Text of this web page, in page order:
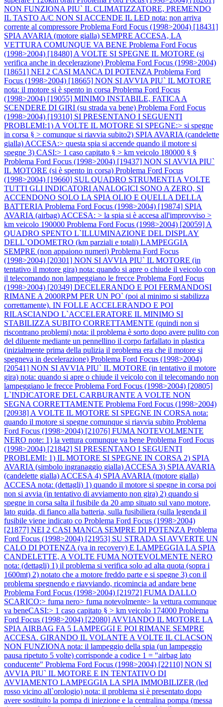
NON FUNZIONA PIU` IL CLIMATIZZATORE, PREMENDO
IL TASTO A/C NON SI ACCENDE IL LED nota: non arriva
corrente al compressore Problema Ford Focus (1998>2004) [18431]
SPIA AVARIA (motore gialla) SEMPRE ACCESA, LA
VETTURA COMUNQUE VA BENE Problema Ford Focus
(1998>2004) [18480] A VOLTE SI SPEGNE IL MOTORE (si
verifica anche in decelerazione) Problema Ford Focus (1998>2004)
[18651] NEI 2 CASI MANCA DI POTENZA Problema Ford
Focus (1998>2004) [18665] NON SI AVVIA PIU` IL MOTORE
nota: il motore si è spento in corsa Problema Ford Focus
(1998>2004) [19055] MINIMO INSTABILE, FATICA A
SCENDERE DI GIRI (su strada va bene) Problema Ford Focus
(1998>2004) [19310] SI PRESENTANO I SEGUENTI
PROBLEMI:1) A VOLTE IL MOTORE SI SPEGNE:> si spegne
in corsa § > comunque si riavvia subito2) SPIA AVARIA (candelette
gialla) ACCESA:> questa spia si accende quando il motore si
spegne 3) CASI:> 1 caso capitato § > km veicolo 180000 § §
Problema Ford Focus (1998>2004) [19437] NON SI AVVIA PIU`
IL MOTORE (si è spento in corsa) Problema Ford Focus
(1998>2004) [19660] SUL QUADRO STRUMENTI A VOLTE
TUTTI GLI INDICATORI ANALOGICI SONO A ZERO, SI
ACCENDONO SOLO LA SPIA OLIO E QUELLA DELLA
BATTERIA Problema Ford Focus (1998>2004) [19874] SPIA
AVARIA (airbag) ACCESA: > la spia si è accesa all'improvviso >
km veicolo 190000 Problema Ford Focus (1998>2004) [20059] A
QUADRO SPENTO L`ILLUMINAZIONE DEL DISPLAY
DELL`ODOMETRO (km parziali e totali) LAMPEGGIA
SEMPRE (non appaiono numeri) Problema Ford Focus
(1998>2004) [20301] NON SI AVVIA PIU` IL MOTORE (in
tentativo il motore gira) nota: quando si apre o chiude il veicolo con
il telecomando non lampeggiano le frecce Problema Ford Focus
(1998>2004) [20349] DECELERANDO E POI FERMANDOSI
RIMANE A 2000RPM PER UN PO` (poi al minimo si stabilizza
correttamente). IN FOLLE ACCELERANDO E POI
RILASCIANDO L`ACCELERATORE IL MINIMO SI
STABILIZZA SUBITO CORRETTAMENTE (quindi non si
riscontrano problemi) nota: il problema è sorto dopo avere pulito con
del diluente mediante un pennellino il corpo farfallato in plastica
(inizialmente prima della pulizia il problema era che il motore si
spegneva in decelerazione) Problema Ford Focus (1998>2004)
[20541] NON SI AVVIA PIU` IL MOTORE (in tentativo il motore
gira) nota: quando si apre o chiude il veicolo con il telecomando non
lampeggiano le frecce Problema Ford Focus (1998>2004) [20805]
L`INDICATORE DEL CARBURANTE A VOLTE NON
SEGNA CORRETTAMENTE Problema Ford Focus (1998>2004)
[20938] A VOLTE IL MOTORE SI SPEGNE IN CORSA nota:
quando il motore si spegne comunque si riavvia subito Problema
Ford Focus (1998>2004) [21076] FUMA NOTEVOLMENTE
NERO note: 1) la vettura comunque va bene Problema Ford Focus
(1998>2004) [21842] SI PRESENTANO I SEGUENTI
PROBLEMI: 1) IL MOTORE SI SPEGNE IN CORSA 2) SPIA
AVARIA (simbolo ingranaggio gialla) ACCESA 3) SPIA AVARIA
(candelette gialla) ACCESA 4) SPIA AVARIA (motore gialla)
ACCESA nota: (dettagli) 1) quando il motore si spegne in corsa poi
non si avvia (in tentativo di avviamento non gira) 2) quando si
spegne in corsa salta il fusibile da 20 amp situato sul vano motore,
lato guida, di fianco alla batteria, sulla fusibiliera (sulla legenda il
fusibile viene indicato co Problema Ford Focus (1998>2004)
[21877] NEI 2 CASI MANCA SEMPRE DI POTENZA Problema
Ford Focus (1998>2004) [21953] SU STRADA SI AVVERTE UN
CALO DI POTENZA (va in recovery) E LAMPEGGIA LA SPIA
CANDELETTE, A VOLTE FUMA NOTEVOLMENTE NERO
nota: (dettagli) 1) il problema si verifica solo ad alta quota (sopra i
1600mt) 2) notato che a motore freddo parte e si spegne 3) con il
problema spegnendo e riavviando, ricomincia ad andare bene
Problema Ford Focus (1998>2004) [21972] FUMA DALLO
SCARICO:> fuma nero> fuma notevolmente> la vettura comunque
va beneCASI:> 1 caso capitato § > km veicolo 174000 Problema
Ford Focus (1998>2004) [22080] AVVIANDO IL MOTORE LA
SPIA AIRBAG FA 5 LAMPEGGI E POI RIMANE SEMPRE
ACCESA. GIRANDO IL VOLANTE A VOLTE IL CLACSON
NON FUNZIONA nota: il lampeggio della spia (un lampeggio
pausa ripetuto 5 volte) corrisponde a codice 1 = "airbag lato
conducente" Problema Ford Focus (1998>2004) [22110] NON SI
AVVIA PIU` IL MOTORE E IN TENTATIVO DI
AVVIAMENTO LAMPEGGIA LA SPIA IMMOBILIZER (led
rosso vicino all`orologio) nota: il problema si è presentato dopo
avere sostituito la pompa di iniezione e la centralina pompa (messa